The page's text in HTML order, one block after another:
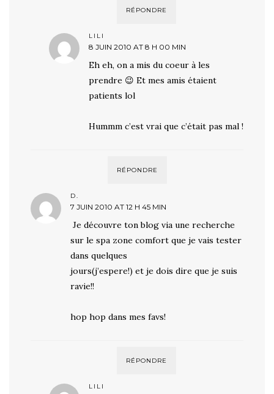
RÉPONDRE
LILI
8 JUIN 2010 AT 8 H 00 MIN
Eh eh, on a mis du coeur à les
prendre 😉 Et mes amis étaient
patients lol
Hummm c’est vrai que c’était pas mal !
RÉPONDRE
D.
7 JUIN 2010 AT 12 H 45 MIN
Je découvre ton blog via une recherche
sur le spa zone comfort que je vais tester
dans quelques
jours(j’espere!) et je dois dire que je suis
ravie!!
hop hop dans mes favs!
RÉPONDRE
LILI